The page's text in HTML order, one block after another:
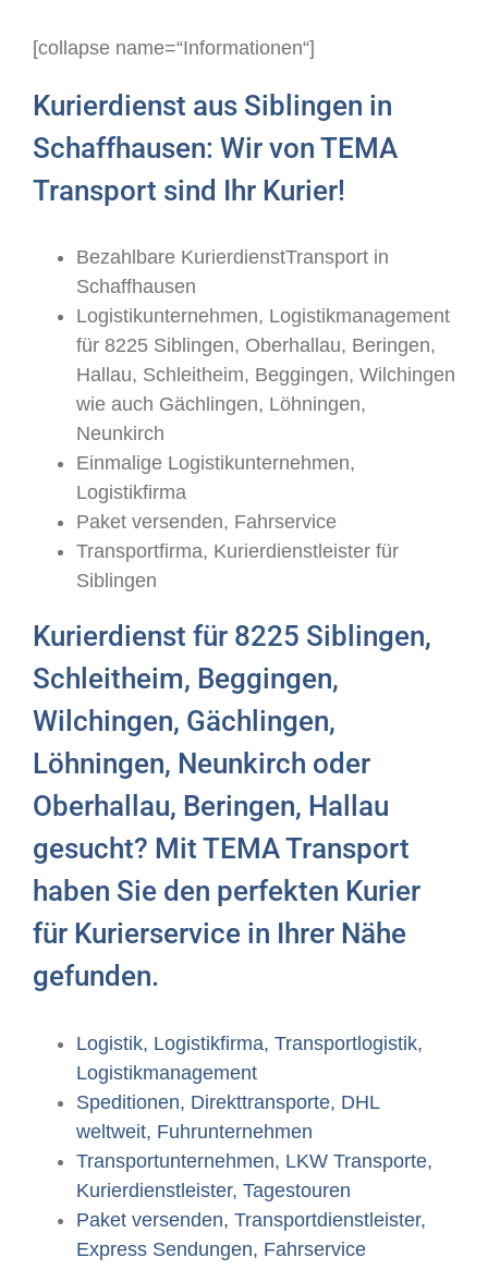
[collapse name=“Informationen“]
Kurierdienst aus Siblingen in
Schaffhausen: Wir von TEMA
Transport sind Ihr Kurier!
Bezahlbare KurierdienstTransport in
Schaffhausen
Logistikunternehmen, Logistikmanagement
für 8225 Siblingen, Oberhallau, Beringen,
Hallau, Schleitheim, Beggingen, Wilchingen
wie auch Gächlingen, Löhningen,
Neunkirch
Einmalige Logistikunternehmen,
Logistikfirma
Paket versenden, Fahrservice
Transportfirma, Kurierdienstleister für
Siblingen
Kurierdienst für 8225 Siblingen,
Schleitheim, Beggingen,
Wilchingen, Gächlingen,
Löhningen, Neunkirch oder
Oberhallau, Beringen, Hallau
gesucht? Mit TEMA Transport
haben Sie den perfekten Kurier
für Kurierservice in Ihrer Nähe
gefunden.
Logistik, Logistikfirma, Transportlogistik,
Logistikmanagement
Speditionen, Direkttransporte, DHL
weltweit, Fuhrunternehmen
Transportunternehmen, LKW Transporte,
Kurierdienstleister, Tagestouren
Paket versenden, Transportdienstleister,
Express Sendungen, Fahrservice